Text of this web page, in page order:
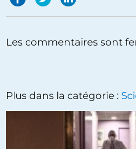
Les commentaires sont
Plus dans la catégorie :